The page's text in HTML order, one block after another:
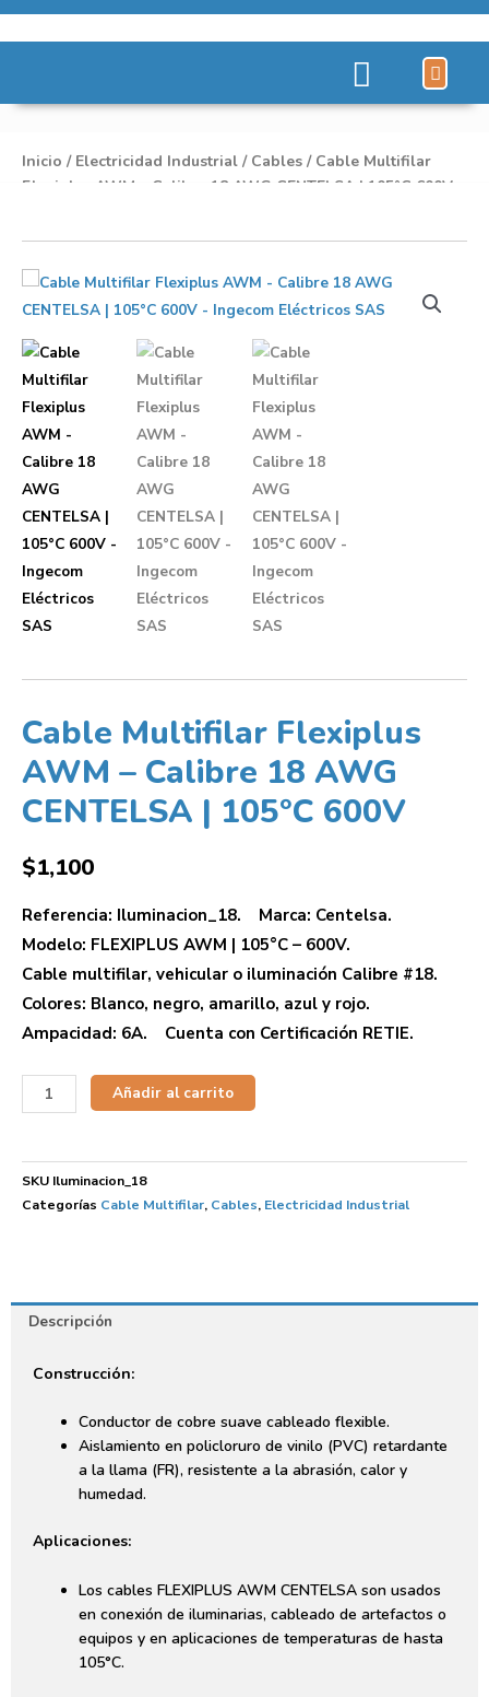
Inicio / Electricidad Industrial / Cables / Cable Multifilar
Flexiplus AWM – Calibre 18 AWG CENTELSA | 105°C 600V
Cable Multifilar Flexiplus
AWM – Calibre 18 AWG
CENTELSA | 105°C 600V
$1,100
Referencia: Iluminacion_18. Marca: Centelsa.
Modelo: FLEXIPLUS AWM | 105°C – 600V.
Cable multifilar, vehicular o iluminación Calibre #18.
Colores: Blanco, negro, amarillo, azul y rojo.
Ampacidad: 6A. Cuenta con Certificación RETIE.
Añadir al carrito
SKU Iluminacion_18
Categorías Cable Multifilar, Cables, Electricidad Industrial
Descripción
Construcción:
Conductor de cobre suave cableado flexible.
Aislamiento en policloruro de vinilo (PVC) retardante
a la llama (FR), resistente a la abrasión, calor y
humedad.
Aplicaciones:
Los cables FLEXIPLUS AWM CENTELSA son usados
en conexión de iluminarias, cableado de artefactos o
equipos y en aplicaciones de temperaturas de hasta
105°C.